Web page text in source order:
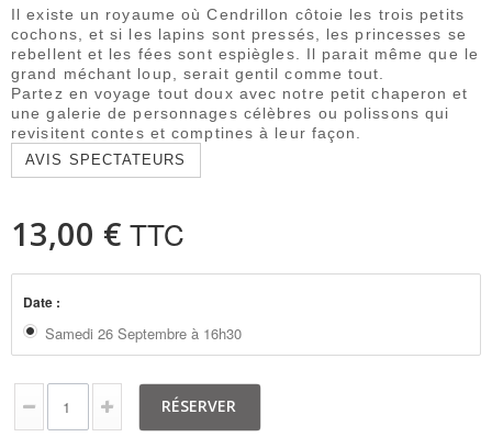
Il existe un royaume où Cendrillon côtoie les trois petits
cochons, et si les lapins sont pressés, les princesses se
rebellent et les fées sont espiègles. Il parait même que le
grand méchant loup, serait gentil comme tout.
Partez en voyage tout doux avec notre petit chaperon et
une galerie de personnages célèbres ou polissons qui
revisitent contes et comptines à leur façon.
AVIS SPECTATEURS
13,00 € TTC
Date :
Samedi 26 Septembre à 16h30
RÉSERVER